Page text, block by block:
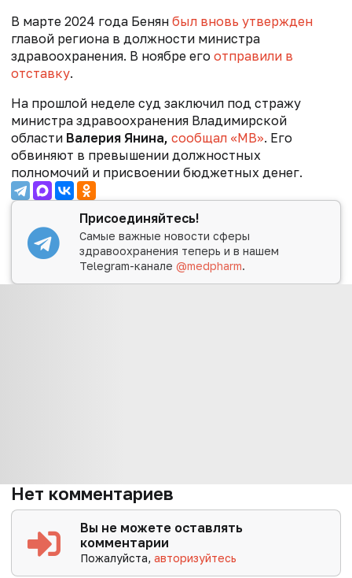
В марте 2024 года Бенян был вновь утвержден
главой региона в должности министра
здравоохранения. В ноябре его отправили в
отставку.
На прошлой неделе суд заключил под стражу
министра здравоохранения Владимирской
области Валерия Янина, сообщал «МВ». Его
обвиняют в превышении должностных
полномочий и присвоении бюджетных денег.
Присоединяйтесь!
Самые важные новости сферы
здравоохранения теперь и в нашем
Telegram-канале@medpharm.
Нет комментариев
Вы не можете оставлять
комментарии
Пожалуйста,авторизуйтесь